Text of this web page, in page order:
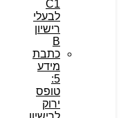
C1
לבעלי
רישיון
B
כתבת
מידע
5:
טופס
ירוק